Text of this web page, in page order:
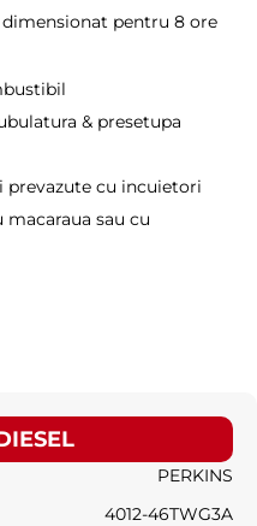
pentru 8 ore
& presetupa
prevazute cu incuietori
sau cu
PERKINS
4012-46TWG3A